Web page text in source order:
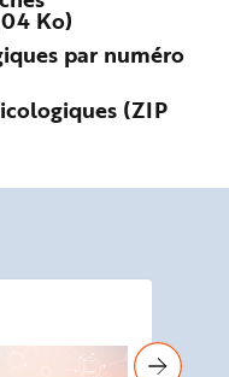
Ko)
par numéro
(ZIP